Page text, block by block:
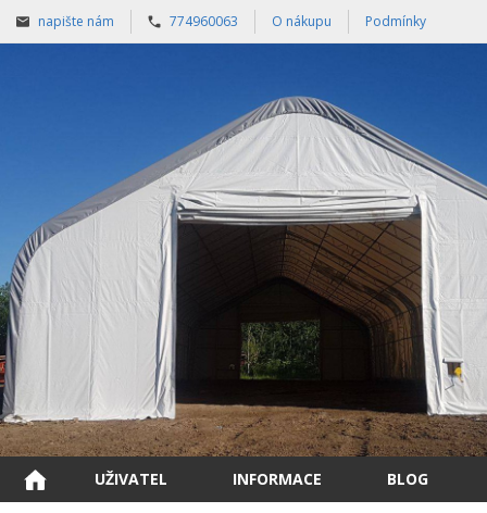
napište nám 774960063 O nákupu Podmínky
UŽIVATEL INFORMACE BLOG